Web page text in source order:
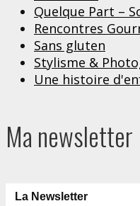
Quelque Part –
Rencontres
Sans gluten
Stylisme &
Une histoire
Ma newsletter
La Newsletter